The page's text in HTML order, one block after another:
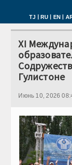
TJ | RU | EN |
XI
Гулистоне
Июнь 10, 2026